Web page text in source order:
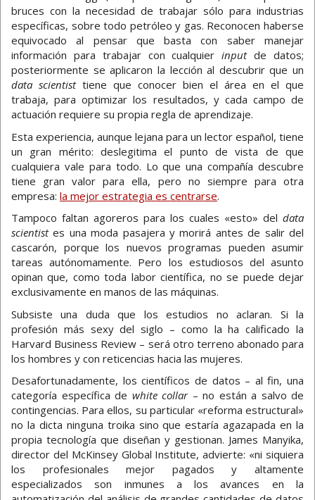
bruces con la necesidad de trabajar sólo para industrias
específicas, sobre todo petróleo y gas. Reconocen haberse
equivocado al pensar que basta con saber manejar
información para trabajar con cualquierinputde datos;
posteriormente se aplicaron la lección al descubrir que un
data scientisttiene que conocer bien el área en el que
trabaja, para optimizar los resultados, y cada campo de
actuación requiere su propia regla de aprendizaje.
Esta experiencia, aunque lejana para un lector español, tiene
un gran mérito: deslegitima el punto de vista de que
cualquiera vale para todo. Lo que una compañía descubre
tiene gran valor para ella, pero no siempre para otra
empresa: la mejor estrategia es centrarse.
Tampoco faltan agoreros para los cuales «esto» del data
scientistes una moda pasajera y morirá antes de salir del
cascarón, porque los nuevos programas pueden asumir
tareas autónomamente. Pero los estudiosos del asunto
opinan que, como toda labor científica, no se puede dejar
exclusivamente en manos de las máquinas.
Subsiste una duda que los estudios no aclaran. Si la
profesión más sexy del siglo – como la ha calificado la
Harvard Business Review – será otro terreno abonado para
los hombres y con reticencias hacia las mujeres.
Desafortunadamente, los científicos de datos – al fin, una
categoría específica de white collar– no están a salvo de
contingencias. Para ellos, su particular «reforma estructural»
no la dicta ninguna troika sino que estaría agazapada en la
propia tecnología que diseñan y gestionan. James Manyika,
director del McKinsey Global Institute, advierte: «ni siquiera
los profesionales mejor pagados y altamente
especializados son inmunes a los avances en la